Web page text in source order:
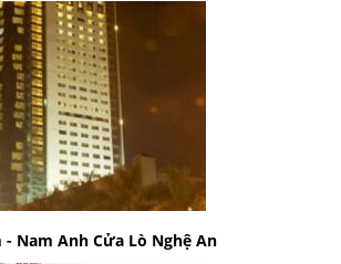
- Nam Anh Cửa Lò Nghệ An